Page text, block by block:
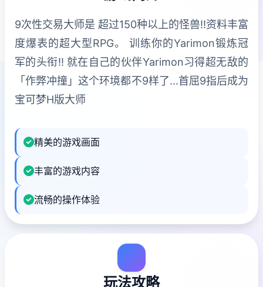
9次性交易大师是 超过150种以上的怪兽!!资料丰富
度爆表的超大型RPG。 训练你的Yarimon锻炼冠
军的头衔!! 就在自己的伙伴Yarimon习得超无敌的
「作弊冲撞」这个环境都不9样了...首屈9指后成为
宝可梦H版大师
精美的游戏画面
丰富的游戏内容
流畅的操作体验
玩法攻略